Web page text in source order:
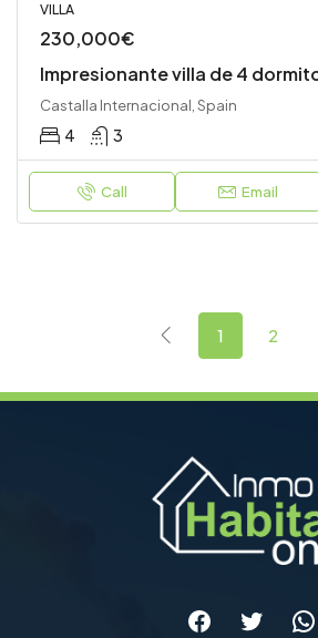
VILLA
230,000€
Impresionante villa de 4
Castalla Internacional, Spain
4 3
Call Email
1 2
Facebook
Twitter